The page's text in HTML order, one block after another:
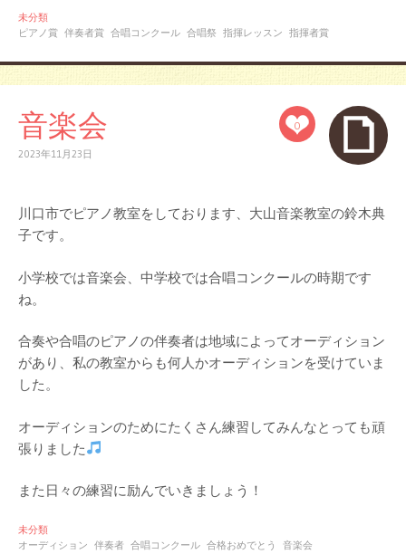
未分類
ピアノ賞 伴奏者賞 合唱コンクール 合唱祭 指揮レッスン 指揮者賞
0
音楽会
2023年11月23日
川口市でピアノ教室をしております、大山音楽教室の鈴木典
子です。
小学校では音楽会、中学校では合唱コンクールの時期です
ね。
合奏や合唱のピアノの伴奏者は地域によってオーディション
があり、私の教室からも何人かオーディションを受けていま
した。
オーディションのためにたくさん練習してみんなとっても頑
張りました
また日々の練習に励んでいきましょう！
未分類
オーディション 伴奏者 合唱コンクール 合格おめでとう 音楽会